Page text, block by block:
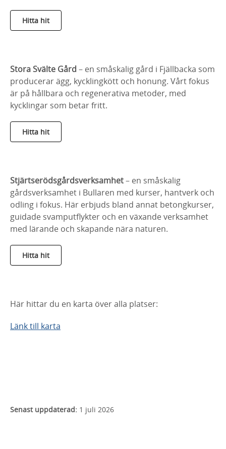
Hitta hit
Stora Svälte Gård – en småskalig gård i Fjällbacka som
producerar ägg, kycklingkött och honung. Vårt fokus
är på hållbara och regenerativa metoder, med
kycklingar som betar fritt.
Hitta hit
Stjärtserödsgårdsverksamhet– en småskalig
gårdsverksamhet i Bullaren med kurser, hantverk och
odling i fokus. Här erbjuds bland annat betongkurser,
guidade svamputflykter och en växande verksamhet
med lärande och skapande nära naturen.
Hitta hit
Här hittar du en karta över alla platser:
Länk till karta
Senast uppdaterad: 1 juli 2026